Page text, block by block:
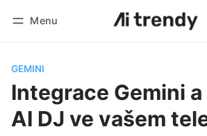
Menu
GEMINI
Integrace Gemini
AI DJ ve vašem